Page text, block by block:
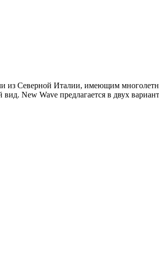
из Северной Италии, имеющим
New Wave предлагается в двух